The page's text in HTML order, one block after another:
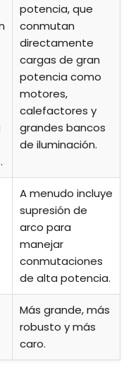
potencia, que
conmutan
directamente
cargas de gran
potencia como
motores,
calefactores y
grandes bancos
de iluminación.
A menudo incluye
supresión de
arco para
manejar
conmutaciones
de alta potencia.
Más grande, más
robusto y más
caro.